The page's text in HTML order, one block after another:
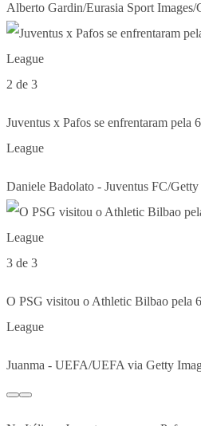
Alberto Gardin/Eurasia Sport Images/
2 de 3
Juventus x Pafos se enfrentaram pela
League
Daniele Badolato - Juventus FC/Getty
3 de 3
O PSG visitou o Athletic Bilbao pela
League
Juanma - UEFA/UEFA via Getty